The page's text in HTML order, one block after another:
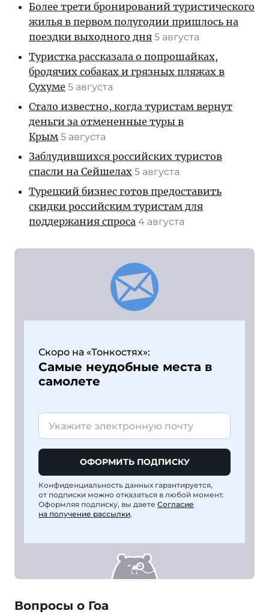
Более трети бронирований туристического
жилья в первом полугодии пришлось на
поездки выходного дня 5 августа
Туристка рассказала о попрошайках,
бродячих собаках и грязных пляжах в
Сухуме 5 августа
Стало известно, когда туристам вернут
деньги за отмененные туры в
Крым 5 августа
Заблудившихся российских туристов
спасли на Сейшелах 5 августа
Турецкий бизнес готов предоставить
скидки российским туристам для
поддержания спроса 4 августа
Скоро на «Тонкостях»:
Самые неудобные места в
самолете
ОФОРМИТЬ ПОДПИСКУ
Конфиденциальность данных гарантируется,
от подписки можно отказаться в любой момент.
Оформляя подписку, вы даете Согласие
на получение рассылки.
Вопросы о Гоа